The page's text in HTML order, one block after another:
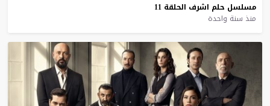
مسلسل حلم اشرف الحلقة 11
منذ سنة واحدة